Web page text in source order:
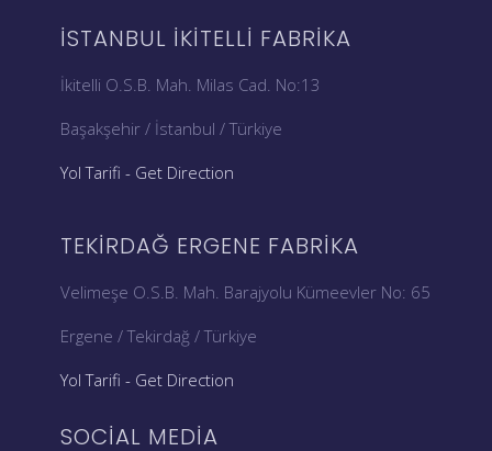
İSTANBUL İKITELLI FABRIKA
İkitelli O.S.B. Mah. Milas Cad. No:13
Başakşehir / İstanbul / Türkiye
Yol Tarifi - Get Direction
TEKIRDAĞ ERGENE FABRIKA
Velimeşe O.S.B. Mah. Barajyolu Kümeevler No: 65
Ergene / Tekirdağ / Türkiye
Yol Tarifi - Get Direction
SOCIAL MEDIA